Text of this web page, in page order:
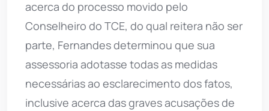
acerca do processo movido pelo
Conselheiro do TCE, do qual reitera não ser
parte, Fernandes determinou que sua
assessoria adotasse todas as medidas
necessárias ao esclarecimento dos fatos,
inclusive acerca das graves acusações de